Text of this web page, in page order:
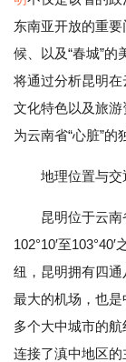
东南亚开放的重
候、以及“春城”
将通过分析昆明在
文化特色以及旅
为云南省“心脏”的
地理位置与交
昆明位于云南
102°10′至
纽，昆明拥有四
最大的机场，也
多个大中城市的
连接了滇中地区的